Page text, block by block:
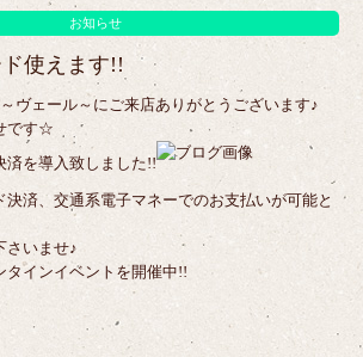
お知らせ
使えます!!
ヴェール～にご来店ありがとうございます♪
です☆
済を導入致しました!!
済、交通系電子マネーでのお支払いが可能と
さいませ♪
タインイベントを開催中!!